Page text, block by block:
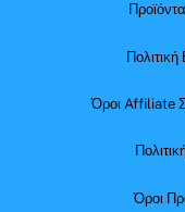
Όροι Affiliate
Όροι